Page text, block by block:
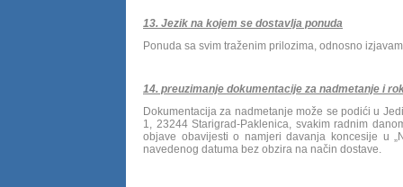
13. Jezik na kojem se dostavlja ponuda
Ponuda sa svim traženim prilozima, odnosno
14. preuzimanje dokumentacije za nadmetanje i
Dokumentacija za nadmetanje može se podići u
1, 23244 Starigrad-Paklenica, svakim radnim
objave obavijesti o namjeri davanja koncesije u
navedenog datuma bez obzira na način dostave.